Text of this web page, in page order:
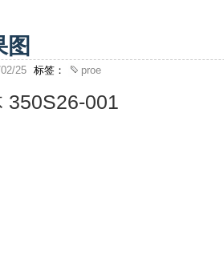
图
25 标签： proe
350S26-001